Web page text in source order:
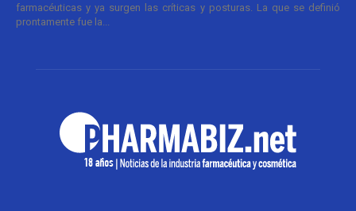
farmacéuticas y ya surgen las críticas y posturas. La que se definió
prontamente fue la...